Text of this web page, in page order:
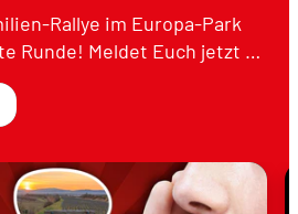
Rallye im Europa-Park
Runde! Meldet Euch jetzt …